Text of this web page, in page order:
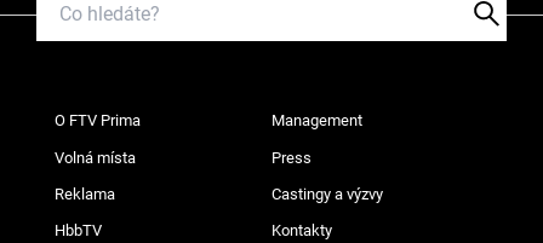
O FTV Prima Management
Volná místa Press
Reklama Castingy a výzvy
HbbTV Kontakty